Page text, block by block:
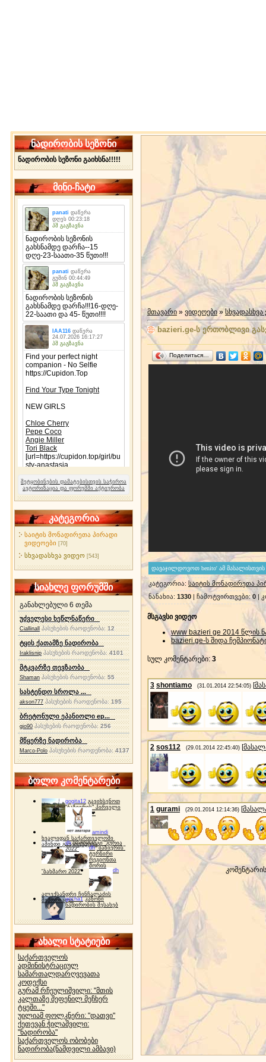
ნადირობის სეზონი
ნადირობის სეზონი გაიხსნა!!!!!
მინი-ჩატი
შეტყობინების დამატებისთვის საჭიროა
ავტორიზაცია და ფორუმში აქტიურობა
კატეგორია
საიტის მონადირეთა პირადი
ვიდეოები [70]
სხვადასხვა ვიდეო [543]
სიახლე ფორუმში
განახლებული 6 თემა
უძველესი ხეწლნაწერი
Ciallinall პასუხების რაოდენობა:12
ტყის ქათამზე ნადირობა
Iraklisnip პასუხების რაოდენობა: 4101
მტკვარზე თევზაობა
Shaman პასუხების რაოდენობა:55
სასტენდო სროლა ...
akson777 პასუხების რაოდენობა:195
ბრეტონული ეპანიოლი ep...
gio90 პასუხების რაოდენობა:256
მწყერზე ნადირობა
Marco-Polo პასუხების რაოდენობა:4137
ბოლო კომენტარები
gogita12 გავიხსენოთ
"ბაზიერის" პირველი
ტურნირი ❤
amindi
ხვალიდან საქართველოში
ამინდი გაუარესდება
dh სპორტინგი "გურია
2022"
dh "ბაზიერის"
ტურნირი
რეგიონთა
შორის
"ბახმარო 2022"
dh
ალექსანდრე ჩინჩალაძის
მემორიალიgocha1 კანონი
ნადირობის შესახებ
ახალი სტატიები
საქართველოს
ადმინისტრაციულ
სამართალდარღვევათა
კოდექსი
გურამ რჩეულიშვილი: "მთის
კალთაზე შეფენილ მეჩხერ
ტყეში..."
უილიამ ფოლკნერი: "დათვი"
ქეთევან ჭილაშვილი:
"ნადირობა"
საქართველოს ობობები
ნადირობა(ნამდვილი ამბავი)
მთავარი » ვიდეოები»
bazieri.ge-ს ერთობლივი
Поделиться…
კატეგორია: საიტის მონადირეთა
ნანახია: 1330 | ჩამოტვირთვები:0 |
მსგავსი ვიდეო
www bazieri ge 2014 წლის
bazieri.ge-ს შიდა
სულ კომენტარები: 3
3 shontiamo (31.01.2014 22:54:05) [
2 sos112 (29.01.2014 22:45:40) [
1 gurami (29.01.2014 12:14:36) [